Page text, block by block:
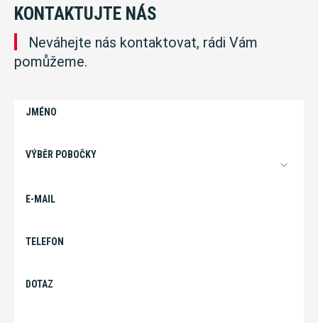
KONTAKTUJTE NÁS
Neváhejte nás kontaktovat, rádi Vám
pomůžeme.
JMÉNO
VÝBĚR POBOČKY
E-MAIL
TELEFON
DOTAZ